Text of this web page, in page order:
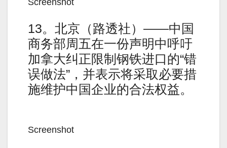
13。北京（路透社）——中国
商务部周五在一份声明中呼吁
加拿大纠正限制钢铁进口的“错
误做法”，并表示将采取必要措
施维护中国企业的合法权益。
Screenshot